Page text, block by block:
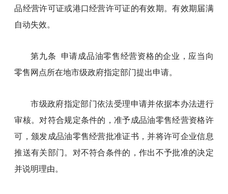
品经营许可证或港口经营许可证的有效期。有效期届满
自动失效。
第九条 申请成品油零售经营资格的企业，应当向
零售网点所在地市级政府指定部门提出申请。
市级政府指定部门依法受理申请并依据本办法进行
审核。对符合规定条件的，准予成品油零售经营资格许
可，颁发成品油零售经营批准证书，并将许可企业信息
推送有关部门。对不符合条件的，作出不予批准的决定
并说明理由。